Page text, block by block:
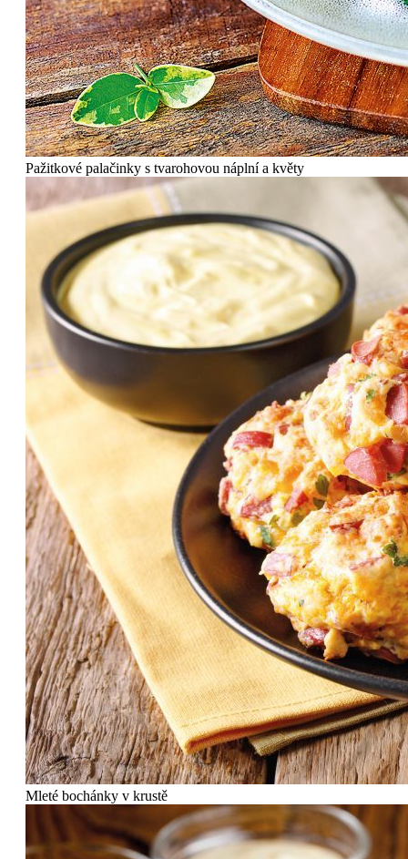
Pažitkové palačinky s tvarohovou náplní a květy
Mleté bochánky v krustě